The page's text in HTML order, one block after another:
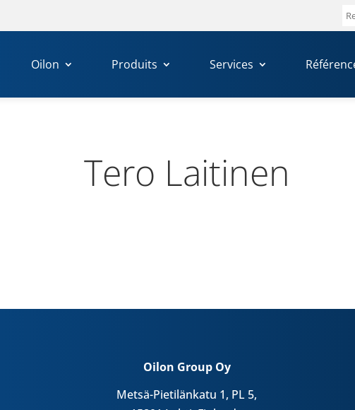
Oilon Produits Services
Tero Lai­ti­nen
Oilon Group Oy
Metsä-Pietilänkatu 1, PL 5,